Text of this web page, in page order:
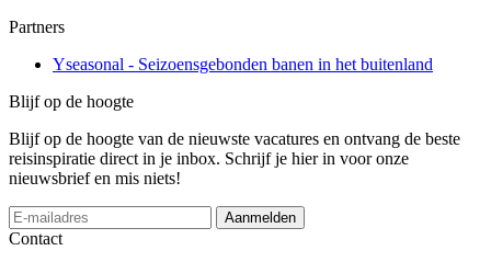
Partners
Yseasonal - Seizoensgebonden banen in het buitenland
Blijf op de hoogte
Blijf op de hoogte van de nieuwste vacatures en ontvang de beste
reisinspiratie direct in je inbox. Schrijf je hier in voor onze
nieuwsbrief en mis niets!
Aanmelden
Contact